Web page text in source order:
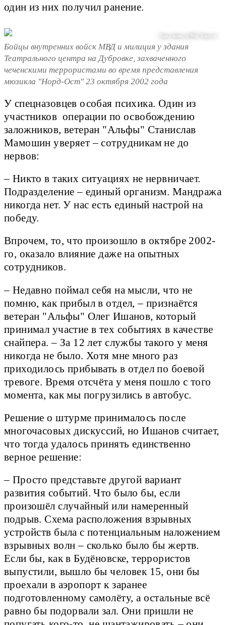
один из них получил ранение.
Павел Люзин / @ РИА "Новости"
Бойцы внутренних войск МВД и милиция у здания
Театрального центра на Дубровке, захваченного
чеченскими террористами во время представления
мюзикла "Норд-Ост" 23 октября 2002 года
У спецназовцев особая психика. Один из
участников операции по освобождению
заложников, ветеран "Альфы" Станислав
Мамошин уверяет – сотрудникам не до
нервов:
– Никто в таких ситуациях не нервничает.
Подразделение – единый организм. Мандража
никогда нет. У нас есть единый настрой на
победу.
Впрочем, то, что произошло в октябре 2002-
го, оказало влияние даже на опытных
сотрудников.
– Недавно поймал себя на мысли, что не
помню, как прибыл в отдел, – признаётся
ветеран "Альфы" Олег Ишанов, который
принимал участие в тех событиях в качестве
снайпера. – За 12 лет службы такого у меня
никогда не было. Хотя мне много раз
приходилось прибывать в отдел по боевой
тревоге. Время отсчёта у меня пошло с того
момента, как мы погрузились в автобус.
Решение о штурме принималось после
многочасовых дискуссий, но Ишанов считает,
что тогда удалось принять единственно
верное решение:
– Просто представьте другой вариант
развития событий. Что было бы, если
произошёл случайный или намеренный
подрыв. Схема расположения взрывных
устройств была с потенциальным наложением
взрывных волн – сколько было бы жертв.
Если бы, как в Будёновске, террористов
выпустили, вышло бы человек 15, они бы
проехали в аэропорт к заранее
подготовленному самолёту, а остальные всё
равно бы подорвали зал. Они пришли не